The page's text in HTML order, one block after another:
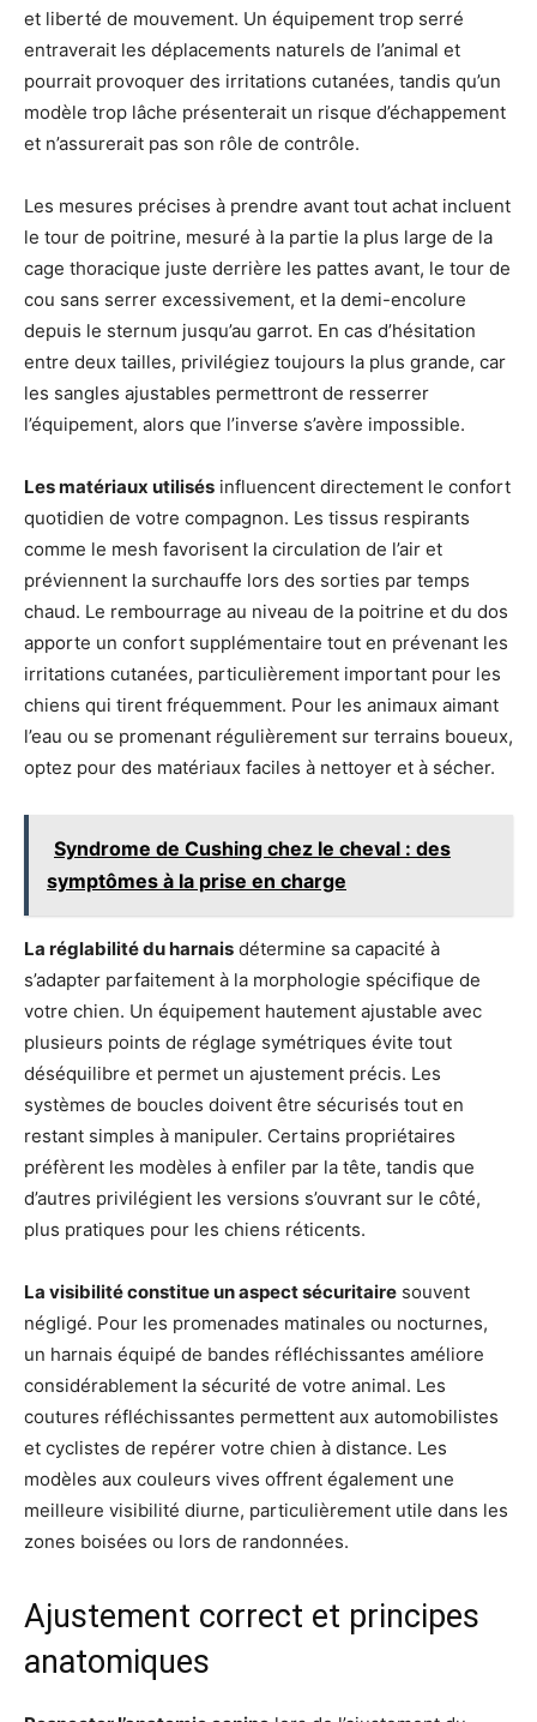
et liberté de mouvement. Un équipement trop serré
entraverait les déplacements naturels de l’animal et
pourrait provoquer des irritations cutanées, tandis qu’un
modèle trop lâche présenterait un risque d’échappement
et n’assurerait pas son rôle de contrôle.
Les mesures précises à prendre avant tout achat incluent
le tour de poitrine, mesuré à la partie la plus large de la
cage thoracique juste derrière les pattes avant, le tour de
cou sans serrer excessivement, et la demi-encolure
depuis le sternum jusqu’au garrot. En cas d’hésitation
entre deux tailles, privilégiez toujours la plus grande, car
les sangles ajustables permettront de resserrer
l’équipement, alors que l’inverse s’avère impossible.
Les matériaux utilisés influencent directement le confort
quotidien de votre compagnon. Les tissus respirants
comme le mesh favorisent la circulation de l’air et
préviennent la surchauffe lors des sorties par temps
chaud. Le rembourrage au niveau de la poitrine et du dos
apporte un confort supplémentaire tout en prévenant les
irritations cutanées, particulièrement important pour les
chiens qui tirent fréquemment. Pour les animaux aimant
l’eau ou se promenant régulièrement sur terrains boueux,
optez pour des matériaux faciles à nettoyer et à sécher.
Syndrome de Cushing chez le cheval : des
symptômes à la prise en charge
La réglabilité du harnais détermine sa capacité à
s’adapter parfaitement à la morphologie spécifique de
votre chien. Un équipement hautement ajustable avec
plusieurs points de réglage symétriques évite tout
déséquilibre et permet un ajustement précis. Les
systèmes de boucles doivent être sécurisés tout en
restant simples à manipuler. Certains propriétaires
préfèrent les modèles à enfiler par la tête, tandis que
d’autres privilégient les versions s’ouvrant sur le côté,
plus pratiques pour les chiens réticents.
La visibilité constitue un aspect sécuritaire souvent
négligé. Pour les promenades matinales ou nocturnes,
un harnais équipé de bandes réfléchissantes améliore
considérablement la sécurité de votre animal. Les
coutures réfléchissantes permettent aux automobilistes
et cyclistes de repérer votre chien à distance. Les
modèles aux couleurs vives offrent également une
meilleure visibilité diurne, particulièrement utile dans les
zones boisées ou lors de randonnées.
Ajustement correct et principes
anatomiques